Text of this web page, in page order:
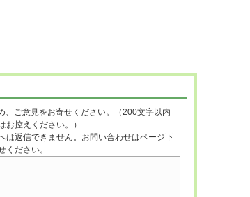
、ご意見をお寄せください。（200文字以内
お控えください。）
は返信できません。お問い合わせはページ下
ください。